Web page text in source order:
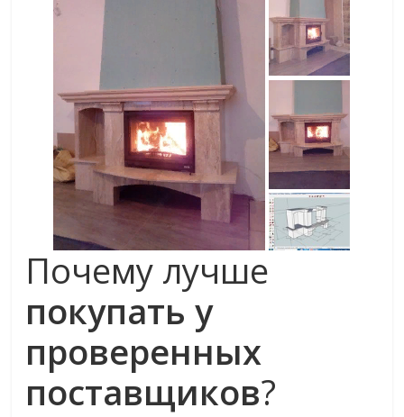
Почему лучше
покупать у
проверенных
поставщиков?